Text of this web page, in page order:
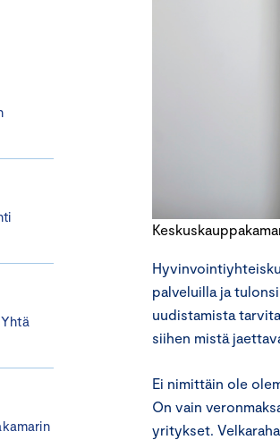
palveluilla ja
uudistamista
siihen mistä
Ei nimittäin ole
On vain
yritykset.